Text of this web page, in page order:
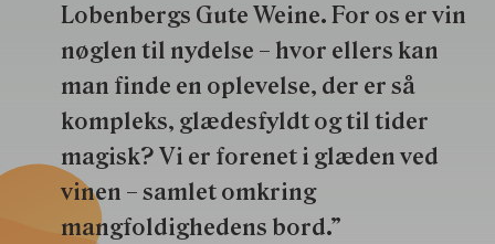
Lobenbergs Gute Weine. For os er vin
nøglen til nydelse – hvor ellers kan
man finde en oplevelse, der er så
kompleks, glædesfyldt og til tider
magisk? Vi er forenet i glæden ved
vinen – samlet omkring
mangfoldighedens bord.”